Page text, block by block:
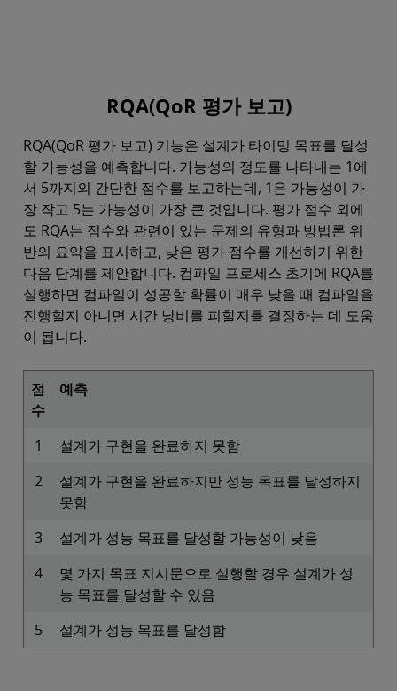
RQA(QoR 평가 보고)
RQA(QoR 평가 보고) 기능은 설계가 타이밍 목표를 달성
할 가능성을 예측합니다. 가능성의 정도를 나타내는 1에
서 5까지의 간단한 점수를 보고하는데, 1은 가능성이 가
장 작고 5는 가능성이 가장 큰 것입니다. 평가 점수 외에
도 RQA는 점수와 관련이 있는 문제의 유형과 방법론 위
반의 요약을 표시하고, 낮은 평가 점수를 개선하기 위한
다음 단계를 제안합니다. 컴파일 프로세스 초기에 RQA를
실행하면 컴파일이 성공할 확률이 매우 낮을 때 컴파일을
진행할지 아니면 시간 낭비를 피할지를 결정하는 데 도움
이 됩니다.
점
수
예측
1
설계가 구현을 완료하지 못함
2
설계가 구현을 완료하지만 성능 목표를 달성하지
못함
3
설계가 성능 목표를 달성할 가능성이 낮음
4
몇 가지 목표 지시문으로 실행할 경우 설계가 성
능 목표를 달성할 수 있음
5
설계가 성능 목표를 달성함